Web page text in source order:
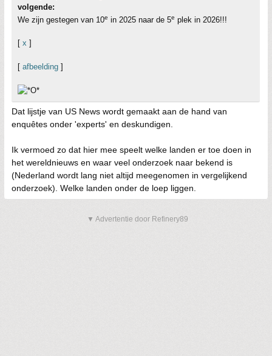
volgende:
We zijn gestegen van 10e in 2025 naar de 5e plek in 2026!!!
[ x ]
[ afbeelding ]
Dat lijstje van US News wordt gemaakt aan de hand van
enquêtes onder 'experts' en deskundigen.
Ik vermoed zo dat hier mee speelt welke landen er toe doen in
het wereldnieuws en waar veel onderzoek naar bekend is
(Nederland wordt lang niet altijd meegenomen in vergelijkend
onderzoek). Welke landen onder de loep liggen.
▼ Advertentie door Refinery89